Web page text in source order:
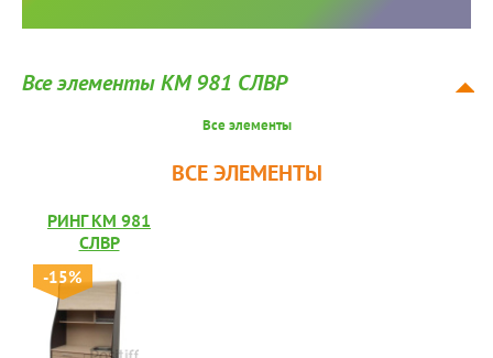
Все элементы КМ 981 СЛВР
Все элементы
ВСЕ ЭЛЕМЕНТЫ
РИНГ КМ 981
СЛВР
-15%